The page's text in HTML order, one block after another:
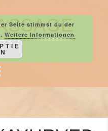
Seite stimmst du der
Weitere Informationen